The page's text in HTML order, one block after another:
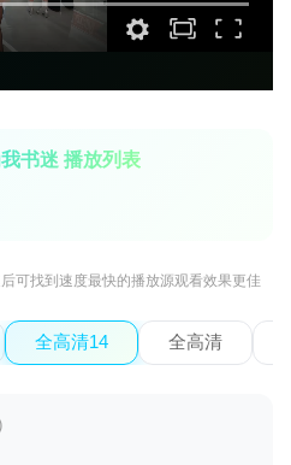
书迷 播放列表
可找到速度最快的播放源观看效果更佳
全高清14 全高清